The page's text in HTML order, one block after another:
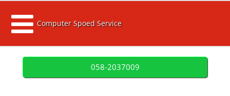
Computer Spoed Service
058-2037009